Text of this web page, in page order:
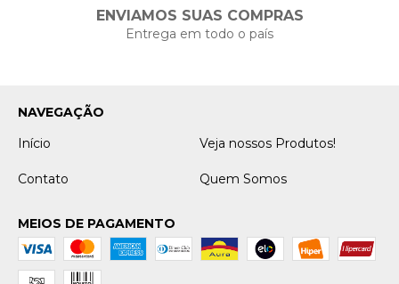
ENVIAMOS SUAS COMPRAS
Entrega em todo o país
NAVEGAÇÃO
Início
Veja nossos Produtos!
Contato Quem Somos
MEIOS DE PAGAMENTO